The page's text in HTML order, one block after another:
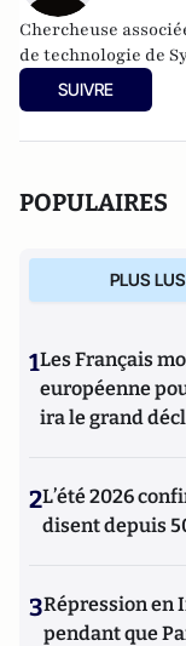
Chercheuse
de technologie de
SUIVRE
POPULAIRES
PLUS LUS
1Les Français
européenne
ira le grand
2L’été 2026
disent depuis
3Répression en
pendant que